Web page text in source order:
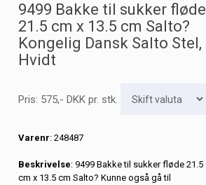
9499 Bakke til sukker fløde
21.5 cm x 13.5 cm Salto?
Kongelig Dansk Salto Stel,
Hvidt
Pris: 575,- DKKpr. stk.
Varenr: 248487
Beskrivelse: 9499 Bakke til sukker fløde 21.5
cm x 13.5 cm Salto? Kunne også gå til